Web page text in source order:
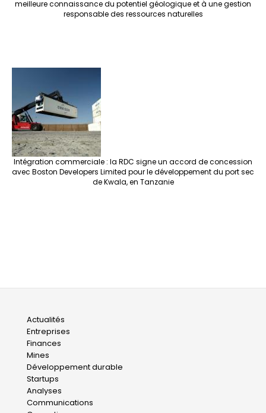
meilleure connaissance du potentiel géologique et à une gestion
responsable des ressources naturelles
Intégration commerciale : la RDC signe un accord de concession
avec Boston Developers Limited pour le développement du port sec
de Kwala, en Tanzanie
Main
navigation
Actualités
Entreprises
Finances
Mines
Développement durable
Startups
Analyses
Communications